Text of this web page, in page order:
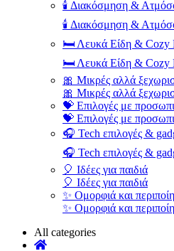
🕯️ Διακόσμηση &
🕯️ Διακόσμηση &
🛏️ Λευκά Είδη & Cozy
🛏️ Λευκά Είδη & Cozy
🎀 Μικρές αλλά
🎀 Μικρές αλλά
💝 Επιλογές με
💝 Επιλογές με
🎧 Tech επιλογές &
🎧 Tech επιλογές &
🎈 Ιδέες για παιδιά
🎈 Ιδέες για παιδιά
✨ Ομορφιά και
✨ Ομορφιά και
All categories